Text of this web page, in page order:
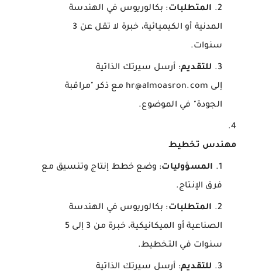
المتطلبات: بكالوريوس في الهندسة
المدنية أو الكيميائية، خبرة لا تقل عن 3
سنوات.
للتقديم: أرسل سيرتك الذاتية
إلى hr@almoasron.com مع ذكر "مراقبة
الجودة" في الموضوع.
مهندس تخطيط
المسؤوليات: وضع خطط إنتاج وتنسيق مع
فرق الإنتاج.
المتطلبات: بكالوريوس في الهندسة
الصناعية أو الميكانيكية، خبرة من 3 إلى 5
سنوات في التخطيط.
للتقديم: أرسل سيرتك الذاتية